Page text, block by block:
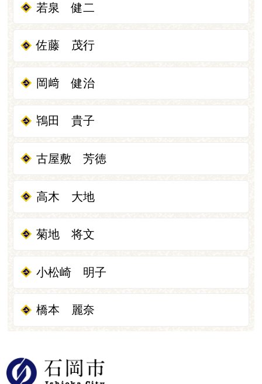
若泉 健二
佐藤 茂行
岡﨑 健治
鴇田 貴子
古屋敷 芳徳
高木 大地
菊地 将文
小松崎 明子
橋本 麗奈